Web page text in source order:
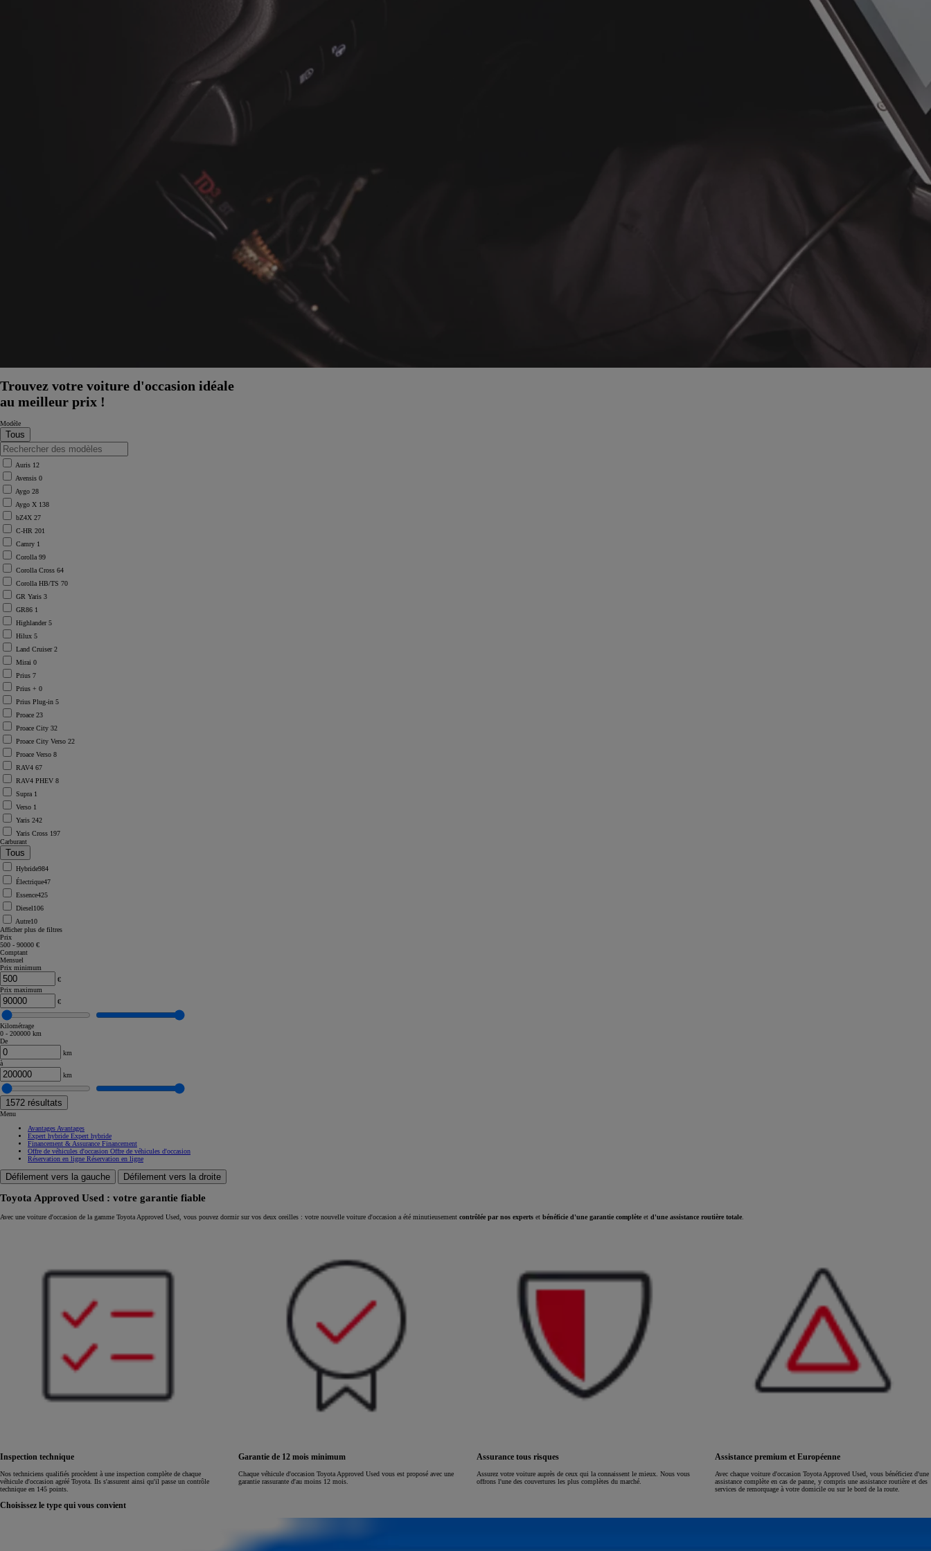
À partir de
ou financement à partir de
Corolla Touring Sports
À partir de
ÉLECTRIQUE
Trouvez votre voiture d'occasion idéale
au meilleur prix !
Modèle
Auris 12
Avensis 0
Aygo 28
Aygo X 138
bZ4X 27
C-HR 201
Camry 1
Corolla 99
Corolla Cross 64
Corolla HB/TS 70
GR Yaris 3
GR86 1
Highlander5
Hilux 5
Land Cruiser2
Mirai 0
Prius 7
Prius + 0
Prius Plug-in 5
Proace 23
Proace City 32
Proace City Verso 22
Proace Verso 8
RAV4 67
RAV4 PHEV 8
Supra 1
Verso 1
Yaris 242
Yaris Cross 197
Carburant
Hybride984
Électrique47
Essence425
Diesel106
Autre10
Afficher plus de filtres
Prix
500 - 90000 €
Comptant
Mensuel
Prix minimum
€
Prix maximum
€
Kilométrage
0 - 200000 km
De
km
à
km
1572 résultats
Menu
Avantages Avantages
Expert hybride Expert hybride
Financement & Assurance Financement
Offre de véhicules d'occasion Offre de véhicules d'occasion
Réservation en ligne Réservation en ligne
Défilement vers la gauche Défilement vers la droite
Toyota Approved Used : votre garantie fiable
Avec une voiture d'occasion de la gamme Toyota Approved Used, vous pouvez dormir sur vos deux oreilles : votre nouvelle voiture d'occasion a été minutieusement contrôlée par nos experts et bénéficie d'une garantie complète et d'une assistance routière totale
Inspection technique
Nos techniciens qualifiés procèdent à une inspection complète de chaque
véhicule d'occasion agréé Toyota. Ils s'assurent ainsi qu'il passe un contrôle
technique en 145 points.
Garantie de 12 mois minimum
Chaque véhicule d'occasion Toyota Approved Used vous est proposé avec une
garantie rassurante d'au moins 12 mois.
Assurance tous risques
Assurez votre voiture auprès de ceux qui la connaissent le mieux. Nous vous
offrons l'une des couvertures les plus complètes du marché.
Assistance premium et Européenne
Avec chaque voiture d'occasion Toyota Approved Used, vous bénéficiez d'une
assistance complète en cas de panne, y compris une assistance routière et des
services de remorquage à votre domicile ou sur le bord de la route.
Choisissez le type qui vous convient